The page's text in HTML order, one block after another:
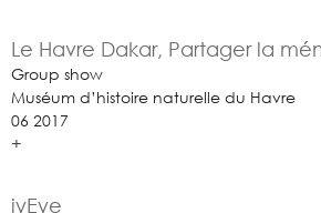
Le Havre Dakar, Partager la
Group show
Muséum d’histoire naturelle du Havre
06 2017
+
iyEye